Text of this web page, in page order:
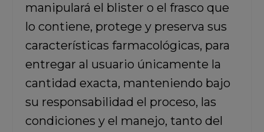
manipulará el blister o el frasco que
lo contiene, protege y preserva sus
características farmacológicas, para
entregar al usuario únicamente la
cantidad exacta, manteniendo bajo
su responsabilidad el proceso, las
condiciones y el manejo, tanto del